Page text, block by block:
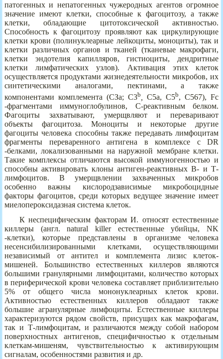
патогенных и непатогенных чужеродных агентов огромное
значение имеют клетки, способные к фагоцитозу, а также
клетки, обладающие цитотоксической активностью.
Способность к фагоцитозу проявляют как циркулирующие
клетки крови (полинуклеарные лейкоциты, моноциты), так и
клетки различных органов и тканей (тканевые макрофаги,
клетки эндотелия капилляров, гистиоциты, дендритные
клетки лимфатических узлов). Активация этих клеток
осуществляется продуктами жизнедеятельности микробов, их
синтетическими аналогами, пектинами, а также
компонентами комплемента (СЗа; С3b С5а, C5b, С567), Fc
-фрагментами иммуноглобулинов, С-реактивным белком.
Фагоциты захватывают, умерщвляют и переваривают
объекты фагоцитоза. Моноциты и некоторые другие
фагоциты человека способны также передавать лимфоцитам
фрагменты переваренного антигена в комплексе с DR
-белками, локализованными на наружной мембране клетки.
Такие комплексы отличаются высокой иммуногенностью и
способны активировать клоны антиген-реактивных В- и Т-
лимфоцитов. В умерщвлении захваченных микробов
особенно важны кислородзависимые микробоцидные
факторы фагоцитов, среди которых ведущее значение имеет
миелопероксидазная система клеток.
К неспецифическим факторам И. относят естественные
киллеры (англ. natural killer естественные убийцы, NK
-клетки), которые представлены в организме человека
несенсибилизированными клетками, осуществляющими
независимый от антител и комплемента лизис клеток-
мишеней. Большинство естественных киллеров являются
большими гранулярными лимфоцитами, количество которых
в периферической крови человека составляет приблизительно
5% от общего числа мононуклеарных клеток крови.
Активностью естественных киллеров обладают также
большие агранулярные лимфоциты. Естественные киллеры
характеризуются рядом свойств, присущих как макрофагам,
так и Т-лимфоцитам, и различаются между собой набором
поверхностных антигенов, специфичностью к отдельным
клеткам-мишеням, чувствительностью к активирующим
сигналам, особенностями развития и др.